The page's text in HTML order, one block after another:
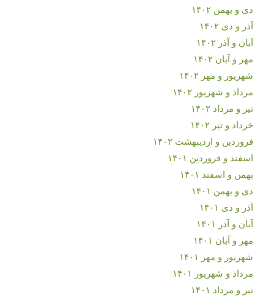
دی و بهمن ۱۴۰۲
آذر و دی ۱۴۰۲
آبان و آذر ۱۴۰۲
مهر و آبان ۱۴۰۲
شهریور و مهر ۱۴۰۲
مرداد و شهریور ۱۴۰۲
تیر و مرداد ۱۴۰۲
خرداد و تیر ۱۴۰۲
فروردین و اردیبهشت ۱۴۰۲
اسفند و فروردین ۱۴۰۱
بهمن و اسفند ۱۴۰۱
دی و بهمن ۱۴۰۱
آذر و دی ۱۴۰۱
آبان و آذر ۱۴۰۱
مهر و آبان ۱۴۰۱
شهریور و مهر ۱۴۰۱
مرداد و شهریور ۱۴۰۱
تیر و مرداد ۱۴۰۱